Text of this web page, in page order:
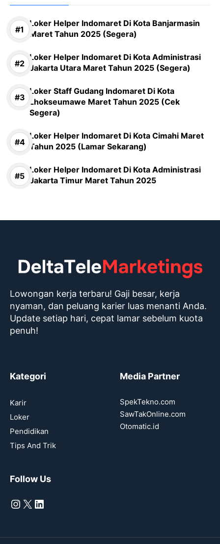
Loker Helper Indomaret Di Kota Banjarmasin
Maret Tahun 2025 (Segera)
Loker Helper Indomaret Di Kota Administrasi
Jakarta Utara Maret Tahun 2025 (Segera)
Loker Staff Gudang Indomaret Di Kota
Lhokseumawe Maret Tahun 2025 (Cek
Segera)
Loker Helper Indomaret Di Kota Cimahi Maret
Tahun 2025 (Lamar Sekarang)
Loker Helper Indomaret Di Kota Administrasi
Jakarta Timur Maret Tahun 2025
Lowongan kerja terbaru! Gaji besar, kerja
nyaman, dan peluang karier luas menanti Anda.
Update setiap hari, cepat lamar sebelum kuota
penuh!
Kategori
Karir
Loker
Pendidikan
Tips And Trik
Media Partner
SpekTekno.com
SawTakOnline.com
Otomatic.id
Follow Us
Instagram
X LinkedIn